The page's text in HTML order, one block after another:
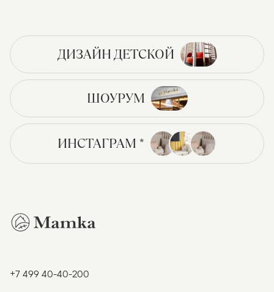
ДИЗАЙН ДЕТСКОЙ
ШОУРУМ
ИНСТАГРАМ *
+7 499 40-40-200